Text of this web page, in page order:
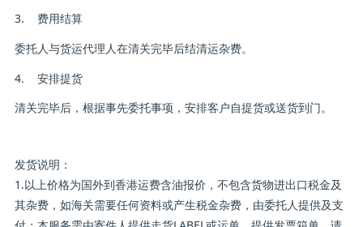
3. 费用结算
委托人与货运代理人在清关完毕后结清运杂费。
4. 安排提货
清关完毕后，根据事先委托事项，安排客户自提货或送货到门。
发货说明：
1.以上价格为国外到香港运费含油报价，不包含货物进出口税金及
其杂费，如海关需要任何资料或产生税金杂费，由委托人提供及支